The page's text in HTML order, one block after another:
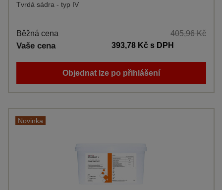
Tvrdá sádra - typ IV
Běžná cena 405,96 Kč
Vaše cena 393,78 Kčs DPH
Objednat lze po přihlášení
Novinka